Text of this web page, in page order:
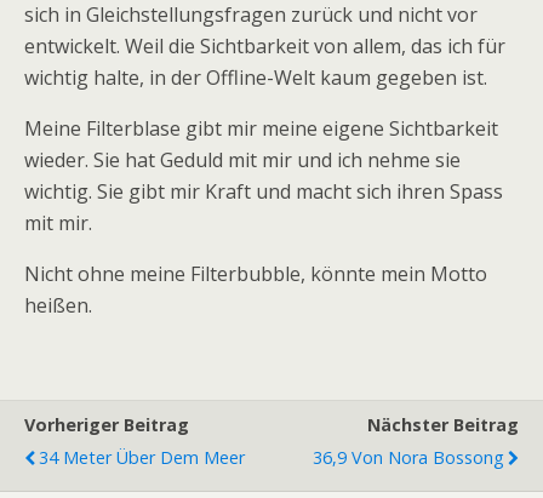
sich in Gleichstellungsfragen zurück und nicht vor
entwickelt. Weil die Sichtbarkeit von allem, das ich für
wichtig halte, in der Offline-Welt kaum gegeben ist.
Meine Filterblase gibt mir meine eigene Sichtbarkeit
wieder. Sie hat Geduld mit mir und ich nehme sie
wichtig. Sie gibt mir Kraft und macht sich ihren Spass
mit mir.
Nicht ohne meine Filterbubble, könnte mein Motto
heißen.
Vorheriger Beitrag
34 Meter Über Dem Meer
Nächster Beitrag
36,9 Von Nora Bossong